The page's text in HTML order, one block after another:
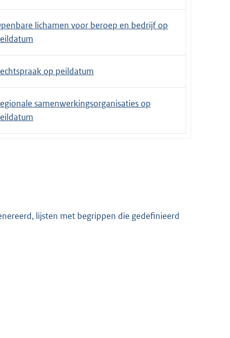
lichamen voor beroep en bedrijf op
op peildatum
samenwerkingsorganisaties op
lijsten met begrippen die gedefinieerd